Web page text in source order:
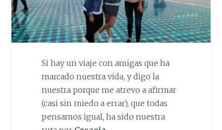
Si hay un viaje con amigas que ha
marcado nuestra vida, y digo la
nuestra porque me atrevo a afirmar
(casi sin miedo a errar), que todas
pensamos igual, ha sido nuestra